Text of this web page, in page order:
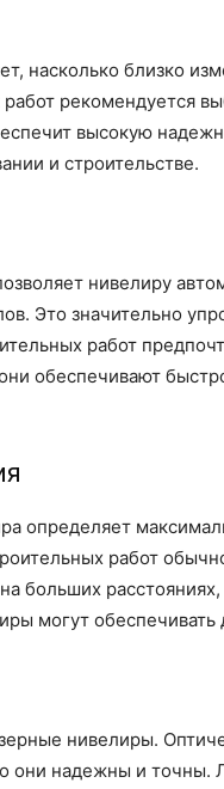
насколько близко
рекомендуется
высокую
и строительстве.
нивелиру
Это значительно
работ
обеспечивают
определяет
работ
больших
могут
нивелиры.
они надежны и